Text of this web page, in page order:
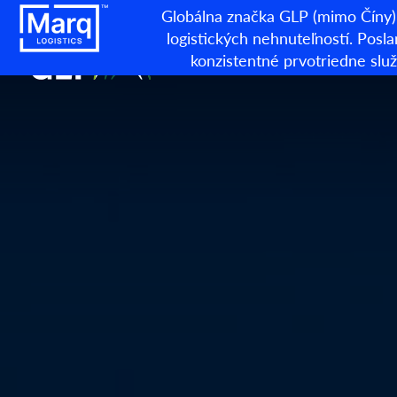
Globálna značka GLP (mimo
logistických nehnuteľností.
konzistentné prvotriedne